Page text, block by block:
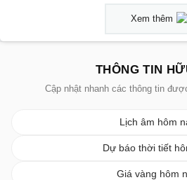
Xem thêm
THÔNG TIN
Cập nhật nhanh các thông tin
Lịch âm hôm
Dự báo thời tiết
Giá vàng hôm